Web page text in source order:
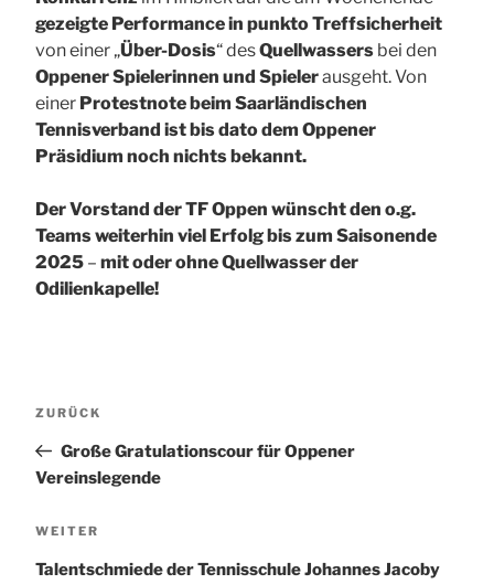
gezeigte Performance in punkto Treffsicherheit
von einer „Über-Dosis“ desQuellwassers bei den
Oppener Spielerinnen und Spielerausgeht. Von
einer Protestnote beim Saarländischen
Tennisverband ist bis dato dem Oppener
Präsidium noch nichts bekannt.
Der Vorstand der TF Oppen wünscht den o.g.
Teams weiterhin viel Erfolg bis zum Saisonende
2025 – mit oder ohne Quellwasser der
Odilienkapelle!
Vorheriger
ZURÜCK
Große Gratulationscour für Oppener
Vereinslegende
Nächster
WEITER
Talentschmiede der Tennisschule Johannes Jacoby